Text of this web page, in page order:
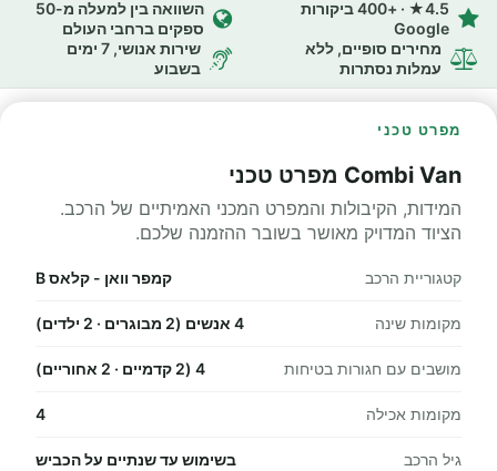
4.5★ · +400 ביקורות
Google
השוואה בין למעלה מ-50
ספקים ברחבי העולם
מחירים סופיים, ללא
עמלות נסתרות
שירות אנושי, 7 ימים
בשבוע
מפרט טכני
Combi Van מפרט טכני
המידות, הקיבולות והמפרט המכני האמיתיים של הרכב.
הציוד המדויק מאושר בשובר ההזמנה שלכם.
קטגוריית הרכב קמפר וואן - קלאס B
מקומות שינה 4 אנשים (2 מבוגרים · 2 ילדים)
מושבים עם חגורות בטיחות 4 (2 קדמיים · 2 אחוריים)
מקומות אכילה 4
גיל הרכב בשימוש עד שנתיים על הכביש